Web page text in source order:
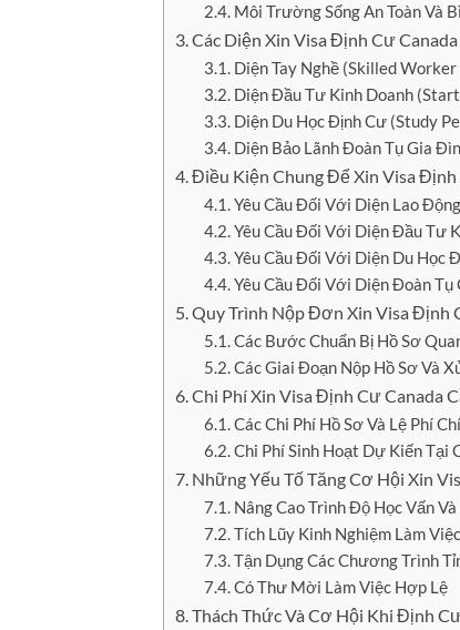
Môi Trường Sống An Toàn Và
Các Diện Xin Visa Định Cư
Diện Tay Nghề (Skilled
Diện Đầu Tư Kinh Doanh
Diện Du Học Định Cư (Study
Diện Bảo Lãnh Đoàn Tụ Gia
Điều Kiện Chung Để Xin Visa Định
Yêu Cầu Đối Với Diện Lao
Yêu Cầu Đối Với Diện Đầu Tư
Yêu Cầu Đối Với Diện Du Học
Yêu Cầu Đối Với Diện Đoàn Tụ
Quy Trình Nộp Đơn Xin Visa Định
Các Bước Chuẩn Bị Hồ Sơ
Các Giai Đoạn Nộp Hồ Sơ Và
Chi Phí Xin Visa Định Cư Canada
Các Chi Phí Hồ Sơ Và Lệ Phí
Chi Phí Sinh Hoạt Dự Kiến Tại
Những Yếu Tố Tăng Cơ Hội Xin
Nâng Cao Trình Độ Học Vấn
Tích Lũy Kinh Nghiệm Làm
Tận Dụng Các Chương Trình
Có Thư Mời Làm Việc Hợp Lệ
Thách Thức Và Cơ Hội Khi Định